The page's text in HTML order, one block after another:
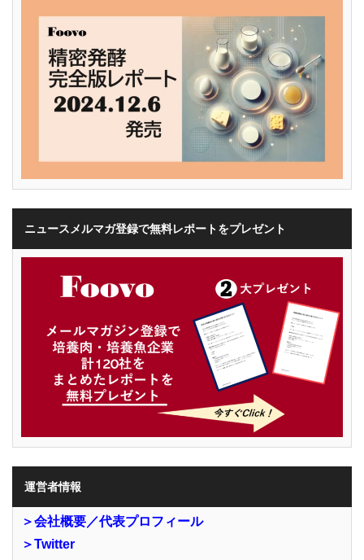
ニュースメルマガ登録で無料レポートをプレゼント
運営者情報
＞会社概要／代表プロフィール
＞Twitter